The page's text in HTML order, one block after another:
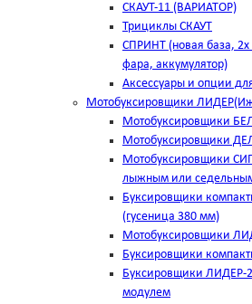
СКАУТ-11 (ВАРИАТОР)
Трициклы СКАУТ
СПРИНТ (новая база, 2х
фара, аккумулятор)
Аксессуары и опции
Мотобуксировщики
Мотобуксировщики
Мотобуксировщики
Мотобуксировщики
лыжным или
Буксировщики
(гусеница 380 мм)
Мотобуксировщики
Буксировщики
Буксировщики
модулем